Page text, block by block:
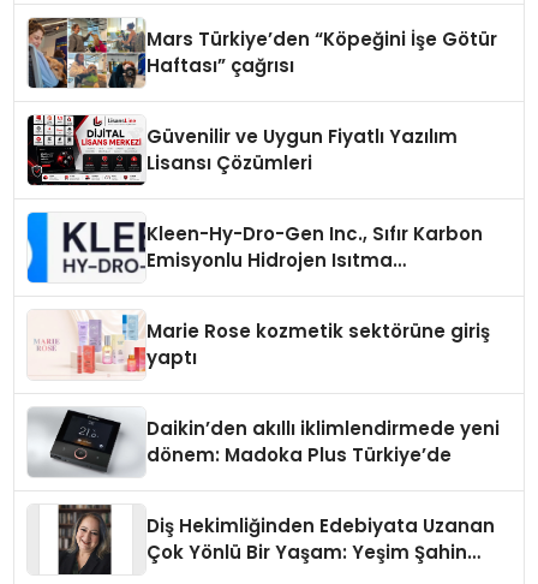
Mars Türkiye’den “Köpeğini İşe Götür
Haftası” çağrısı
Güvenilir ve Uygun Fiyatlı Yazılım
Lisansı Çözümleri
Kleen-Hy-Dro-Gen Inc., Sıfır Karbon
Emisyonlu Hidrojen Isıtma
Marie Rose kozmetik sektörüne giriş
yaptı
Daikin’den akıllı iklimlendirmede yeni
dönem: Madoka Plus Türkiye’de
Diş Hekimliğinden Edebiyata Uzanan
Çok Yönlü Bir Yaşam: Yeşim Şahin